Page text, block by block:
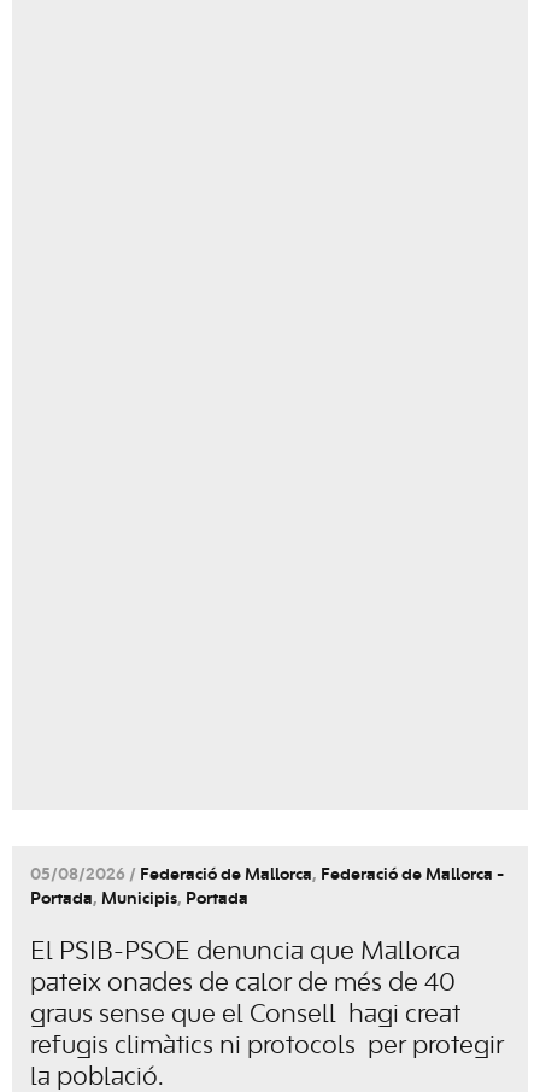
05/08/2026 / Federació de Mallorca, Federació de Mallorca -
Portada, Municipis, Portada
El PSIB-PSOE denuncia que Mallorca
pateix onades de calor de més de 40
graus sense que el Consell hagi creat
refugis climàtics ni protocols per protegir
la població.